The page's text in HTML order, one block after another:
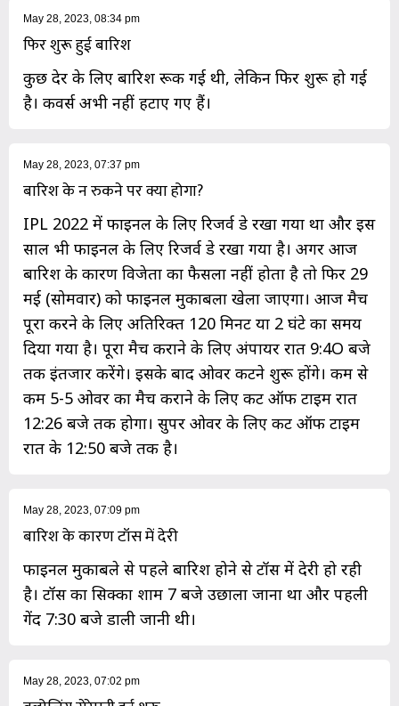
May 28, 2023, 08:34 pm
फिर शुरू हुई बारिश
कुछ देर के लिए बारिश रूक गई थी, लेकिन फिर शुरू हो गई
है। कवर्स अभी नहीं हटाए गए हैं।
May 28, 2023, 07:37 pm
बारिश के न रुकने पर क्या होगा?
IPL 2022 में फाइनल के लिए रिजर्व डे रखा गया था और इस
साल भी फाइनल के लिए रिजर्व डे रखा गया है। अगर आज
बारिश के कारण विजेता का फैसला नहीं होता है तो फिर 29
मई (सोमवार) को फाइनल मुकाबला खेला जाएगा। आज मैच
पूरा करने के लिए अतिरिक्त 120 मिनट या 2 घंटे का समय
दिया गया है। पूरा मैच कराने के लिए अंपायर रात 9:4O बजे
तक इंतजार करेंगे। इसके बाद ओवर कटने शुरू होंगे। कम से
कम 5-5 ओवर का मैच कराने के लिए कट ऑफ टाइम रात
12:26 बजे तक होगा। सुपर ओवर के लिए कट ऑफ टाइम
रात के 12:50 बजे तक है।
May 28, 2023, 07:09 pm
बारिश के कारण टॉस में देरी
फाइनल मुकाबले से पहले बारिश होने से टॉस में देरी हो रही
है। टॉस का सिक्का शाम 7 बजे उछाला जाना था और पहली
गेंद 7:30 बजे डाली जानी थी।
May 28, 2023, 07:02 pm